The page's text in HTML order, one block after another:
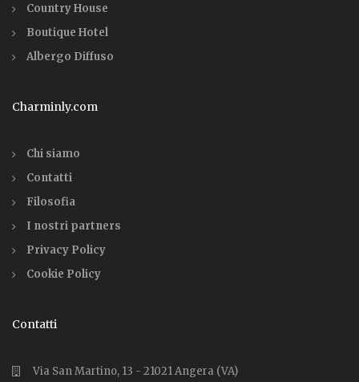
Country House
Boutique Hotel
Albergo Diffuso
Charminly.com
Chi siamo
Contatti
Filosofia
I nostri partners
Privacy Policy
Cookie Policy
Contatti
Via San Martino, 13 - 21021 Angera (VA)